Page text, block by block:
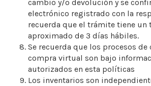
cambio y/o devolución y se
electrónico registrado con la
recuerda que el trámite tiene un
aproximado de 3 días hábiles.
Se recuerda que los procesos de
compra virtual son bajo
autorizados en esta políticas
Los inventarios son